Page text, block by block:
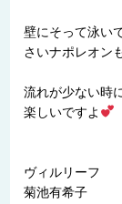
壁にそって泳い
さいナポレオン
流れが少ない時
楽しいですよ
ヴィルリーフ
菊池有希子